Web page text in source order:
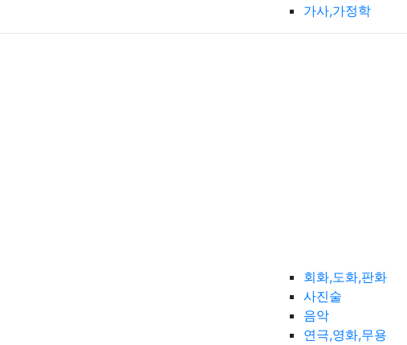
가사,가정학
회화,도화,판화
사진술
음악
연극,영화,무용